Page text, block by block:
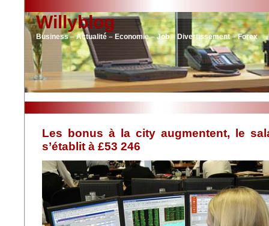
Willyblog
Business – Actualité – Economie – Job – Divertissement – Forex
Les bonus à la city augmentent, le
s’établit à £53 246